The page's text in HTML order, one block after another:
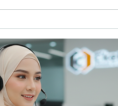
Pembuatan Kapal Kayu
Baru